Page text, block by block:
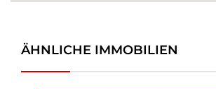
ÄHNLICHE IMMOBILIEN